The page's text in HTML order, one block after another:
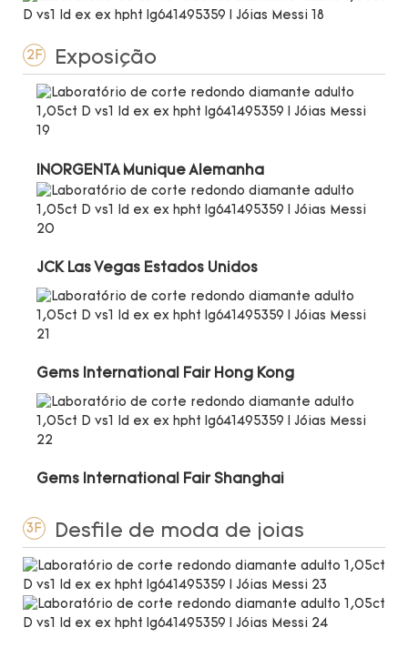
2F Exposição
INORGENTA Munique Alemanha
JCK Las Vegas Estados Unidos
Gems International Fair Hong Kong
Gems International Fair Shanghai
3F Desfile de moda de joias